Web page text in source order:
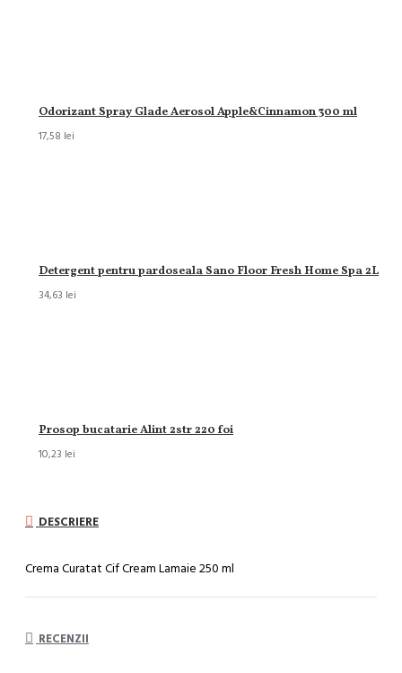
Odorizant Spray Glade Aerosol Apple&Cinnamon 300 ml
17,58 lei
Detergent pentru pardoseala Sano Floor Fresh Home Spa 2L
34,63 lei
Prosop bucatarie Alint 2str 220 foi
10,23 lei
DESCRIERE
Crema Curatat Cif Cream Lamaie 250 ml
RECENZII